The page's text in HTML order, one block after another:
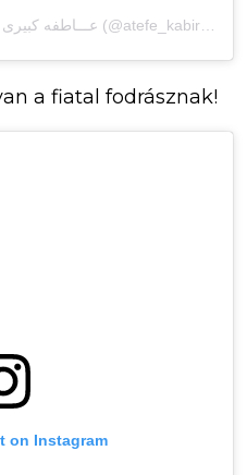
a fiatal fodrásznak!
on Instagram